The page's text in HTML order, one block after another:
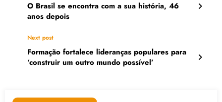
O Brasil se encontra com a sua história, 46
anos depois
Next post
Formação fortalece lideranças populares para
‘construir um outro mundo possível’